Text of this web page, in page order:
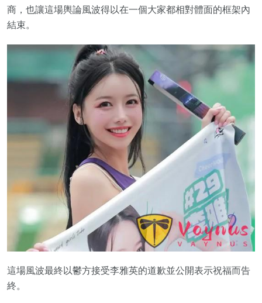
商，也讓這場輿論風波得以在一個大家都相對體面的框架內
結束。
這場風波最終以鬱方接受李雅英的道歉並公開表示祝福而告
終。